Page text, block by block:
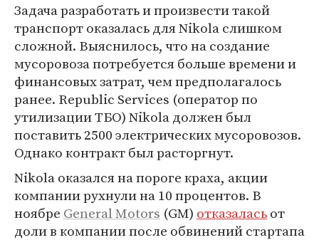
Задача разработать и произвести такой
транспорт оказалась для Nikola слишком
сложной. Выяснилось, что на создание
мусоровоза потребуется больше времени и
финансовых затрат, чем предполагалось
ранее. Republic Services (оператор по
утилизации ТБО) Nikola должен был
поставить 2500 электрических мусоровозов.
Однако контракт был расторгнут.
Nikola оказался на пороге краха, акции
компании рухнули на 10 процентов. В
ноябре General Motors (GM) отказаласьот
доли в компании после обвинений стартапа